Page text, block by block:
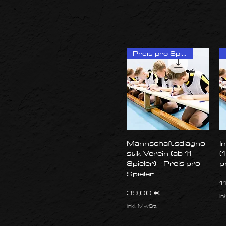
Schnellansicht
Preis pro Spieler
Mannschaftsdiagno
stik Verein (ab 11
Spieler) - Preis pro
Spieler
Preis
39,00 €
inkl. MwSt.